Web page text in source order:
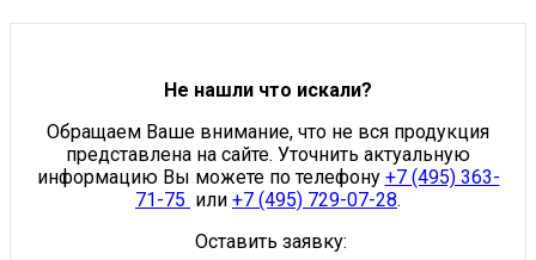
Не нашли что искали?
Обращаем Ваше внимание, что не вся продукция
представлена на сайте. Уточнить актуальную
информацию Вы можете по телефону +7 (495) 363-
71-75 или +7 (495) 729-07-28.
Оставить заявку: